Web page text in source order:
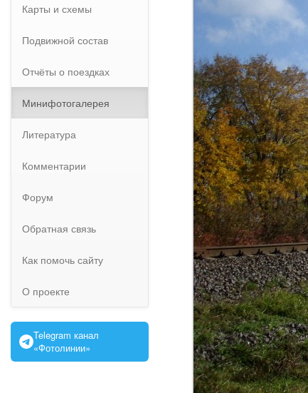
Карты и схемы
Подвижной состав
Отчёты о поездках
Минифотогалерея
Литература
Комментарии
Форум
Обратная связь
Как помочь сайту
О проекте
Telegram канал
«Фотолинии»